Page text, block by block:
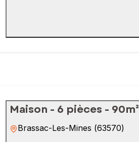
Maison - 6 pièces - 90m²
Brassac-Les-Mines (63570)